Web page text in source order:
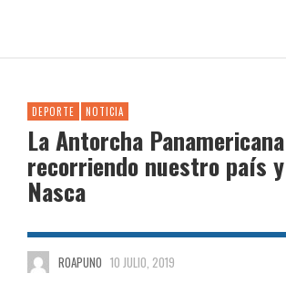
DEPORTE NOTICIA
La Antorcha
recorriendo nuestro país
Nasca
ROAPUNO 10 JULIO, 2019